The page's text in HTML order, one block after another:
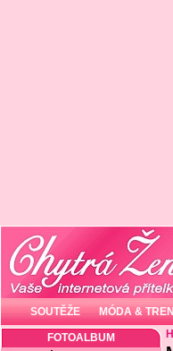
SOUTĚŽE MÓDA &
FOTOALBUM